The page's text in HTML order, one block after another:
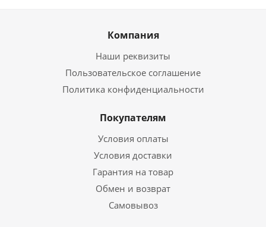
Компания
Наши реквизиты
Пользовательское соглашение
Политика конфиденциальности
Покупателям
Условия оплаты
Условия доставки
Гарантия на товар
Обмен и возврат
Самовывоз